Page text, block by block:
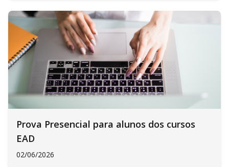
Prova Presencial para alunos dos cursos
EAD
02/06/2026